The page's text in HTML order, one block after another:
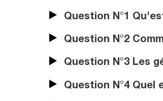
Question N°1
Question N°2
Question N°3 Les
Question N°4